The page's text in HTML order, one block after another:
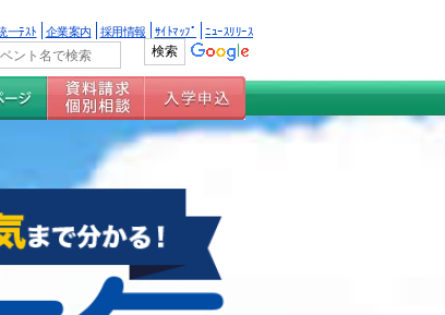
一ﾃｽﾄ 企業案内 採用情報 ｻｲﾄﾏｯﾌﾟ ﾆｭｰｽﾘﾘｰｽ